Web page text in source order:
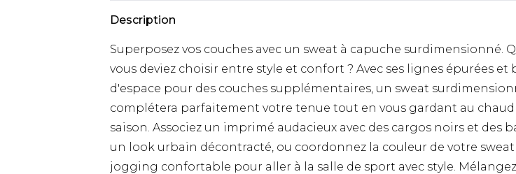
Description
Superposez vos couches avec un sweat à capuche surdimensionné.
vous deviez choisir entre style et confort ? Avec ses lignes épurées et
d'espace pour des couches supplémentaires, un sweat
complétera parfaitement votre tenue tout en vous gardant au
saison. Associez un imprimé audacieux avec des cargos noirs et des
un look urbain décontracté, ou coordonnez la couleur de votre sweat
jogging confortable pour aller à la salle de sport avec style.